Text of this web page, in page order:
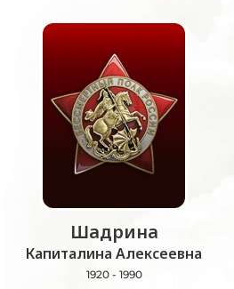
Шадрина
Капиталина Алексеевна
1920 - 1990